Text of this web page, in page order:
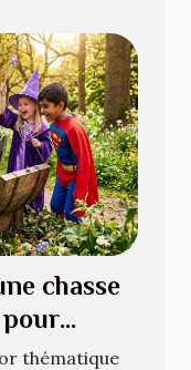
chasse
?
thématique